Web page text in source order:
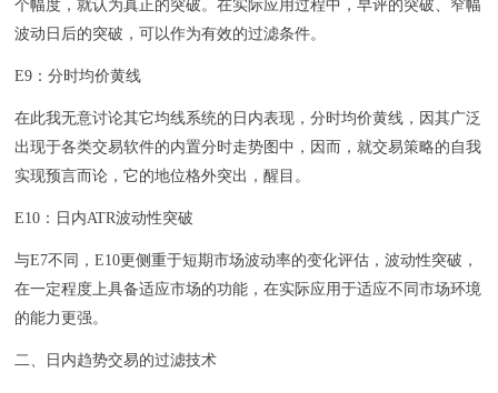
个幅度，就认为真正的突破。在实际应用过程中，早评的突破、窄幅
波动日后的突破，可以作为有效的过滤条件。
E9：分时均价黄线
在此我无意讨论其它均线系统的日内表现，分时均价黄线，因其广泛
出现于各类交易软件的内置分时走势图中，因而，就交易策略的自我
实现预言而论，它的地位格外突出，醒目。
E10：日内ATR波动性突破
与E7不同，E10更侧重于短期市场波动率的变化评估，波动性突破，
在一定程度上具备适应市场的功能，在实际应用于适应不同市场环境
的能力更强。
二、日内趋势交易的过滤技术